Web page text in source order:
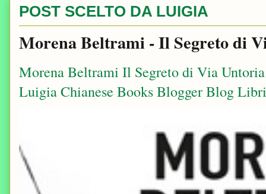
POST SCELTO DA LUIGIA
Morena Beltrami - Il Segreto di
Morena Beltrami Il Segreto di Via
Luigia Chianese Books Blogger Blog